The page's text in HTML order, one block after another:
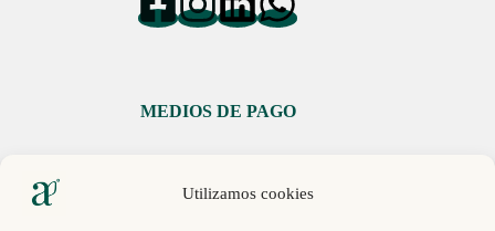
Utilizamos cookies
MEDIOS DE PAGO